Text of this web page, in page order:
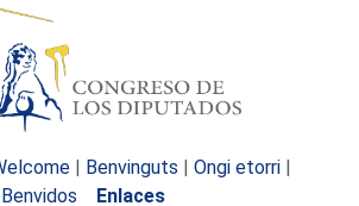
| Benvinguts | Ongi etorri |
Benvidos
Enlaces